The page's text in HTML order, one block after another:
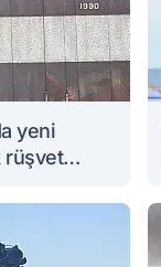
yeni
rüşvet